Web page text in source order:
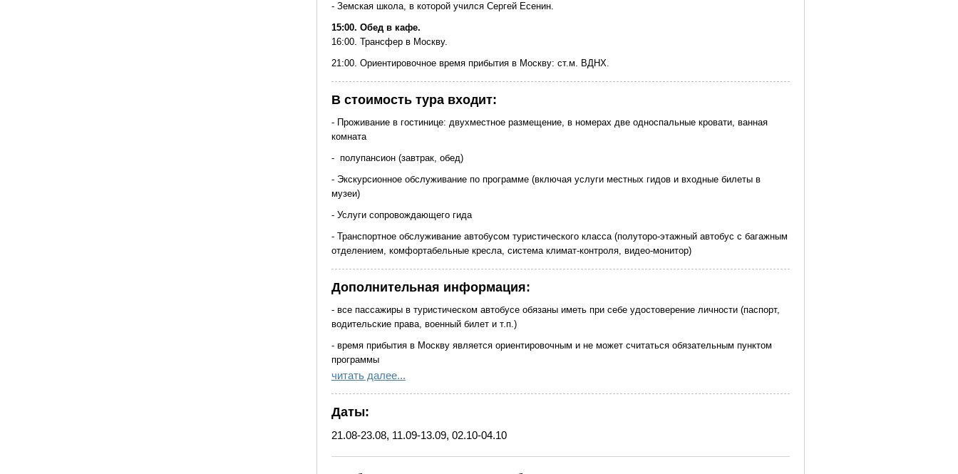
- Земская школа, в которой учился Сергей Есенин.
15:00. Обед в кафе.
16:00. Трансфер в Москву.
21:00. Ориентировочное время прибытия в Москву: ст.м. ВДНХ.
В стоимость тура входит:
- Проживание в гостинице: двухместное размещение, в номерах две односпальные кровати, ванная
комната
- полупансион (завтрак, обед)
- Экскурсионное обслуживание по программе (включая услуги местных гидов и входные билеты в
музеи)
- Услуги сопровождающего гида
- Транспортное обслуживание автобусом туристического класса (полуторо-этажный автобус с багажным
отделением, комфортабельные кресла, система климат-контроля, видео-монитор)
Дополнительная информация:
- все пассажиры в туристическом автобусе обязаны иметь при себе удостоверение личности (паспорт,
водительские права, военный билет и т.п.)
- время прибытия в Москву является ориентировочным и не может считаться обязательным пунктом
программы
- время и порядок предоставления туристских услуг, заявленных в программе, могут меняться при
сохранении их объема и качества
- при количестве туристов в группе менее 18 человек для транспортного обслуживания может
предоставляться микроавтобус 1 класса «Мерседес-Спринтер»/аналог. При этом в автобусе свободная
читать далее...
Даты:
21.08-23.08, 11.09-13.09, 02.10-04.10